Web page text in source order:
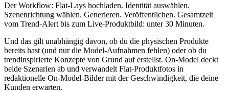
Der Workflow: Flat-Lays hochladen. Identität auswählen.
Szenenrichtung wählen. Generieren. Veröffentlichen. Gesamtzeit
vom Trend-Alert bis zum Live-Produktbild: unter 30 Minuten.
Und das gilt unabhängig davon, ob du die physischen Produkte
bereits hast (und nur die Model-Aufnahmen fehlen) oder ob du
trendinspirierte Konzepte von Grund auf erstellst. On-Model deckt
beide Szenarien ab und verwandelt Flat-Produktfotos in
redaktionelle On-Model-Bilder mit der Geschwindigkeit, die deine
Kunden erwarten.